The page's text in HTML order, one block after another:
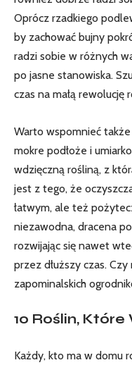
Oprócz‌ rzadkiego
by zachować bujny
radzi ⁣sobie w różnych
po jasne stanowiska.
czas na małą rewolucję
Warto wspomnieć
mokre podłoże i
wdzięczną rośliną,‍ z
jest z tego, że
łatwym, ale też
niezawodna, dracena
rozwijając się nawet
przez ⁢dłuższy czas.
zapominalskich⁢
10 Roślin,
Każdy, kto ma w domu